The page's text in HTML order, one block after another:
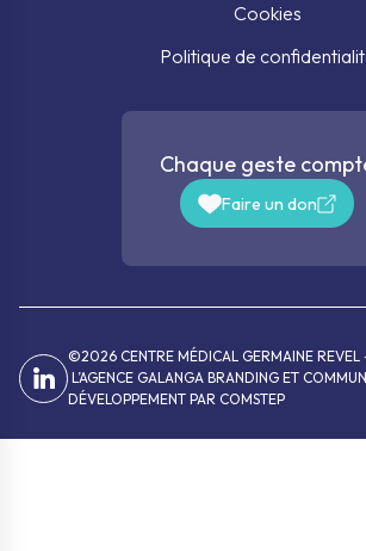
Cookies
Politique de
Chaque geste
Faire un don
©2026 CENTRE MÉDICAL GERMAINE REVEL
L’AGENCE GALANGA BRANDING ET
DÉVELOPPEMENT PAR COMSTEP